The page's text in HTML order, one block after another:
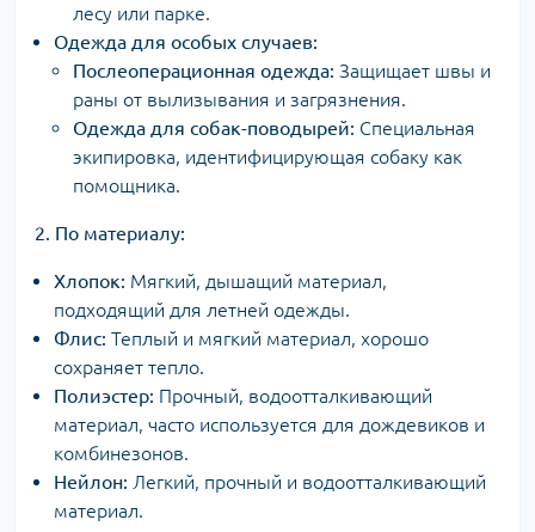
лесу или парке.
Одежда для особых случаев:
Послеоперационная одежда: Защищает швы и
раны от вылизывания и загрязнения.
Одежда для собак-поводырей: Специальная
экипировка, идентифицирующая собаку как
помощника.
2. По материалу:
Хлопок: Мягкий, дышащий материал,
подходящий для летней одежды.
Флис: Теплый и мягкий материал, хорошо
сохраняет тепло.
Полиэстер: Прочный, водоотталкивающий
материал, часто используется для дождевиков и
комбинезонов.
Нейлон: Легкий, прочный и водоотталкивающий
материал.